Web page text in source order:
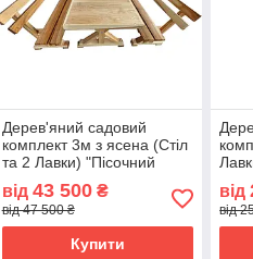
Дерев'яний садовий
комплект 3м з ясена (Стіл
та 2 Лавки) "Пісочний
олія
від 43 500₴
від 47 500 ₴
Купити
від
від